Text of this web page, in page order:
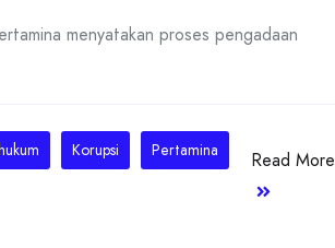
menyatakan proses pengadaan
Korupsi Pertamina Read More